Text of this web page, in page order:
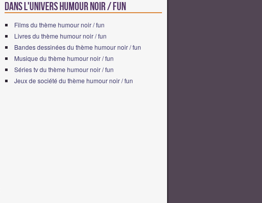
Dans l'univers humour noir / fun
Films du thème humour noir / fun
Livres du thème humour noir / fun
Bandes dessinées du thème humour noir / fun
Musique du thème humour noir / fun
Séries tv du thème humour noir / fun
Jeux de société du thème humour noir / fun